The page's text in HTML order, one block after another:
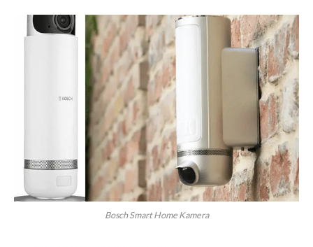
Bosch Smart Home Kamera